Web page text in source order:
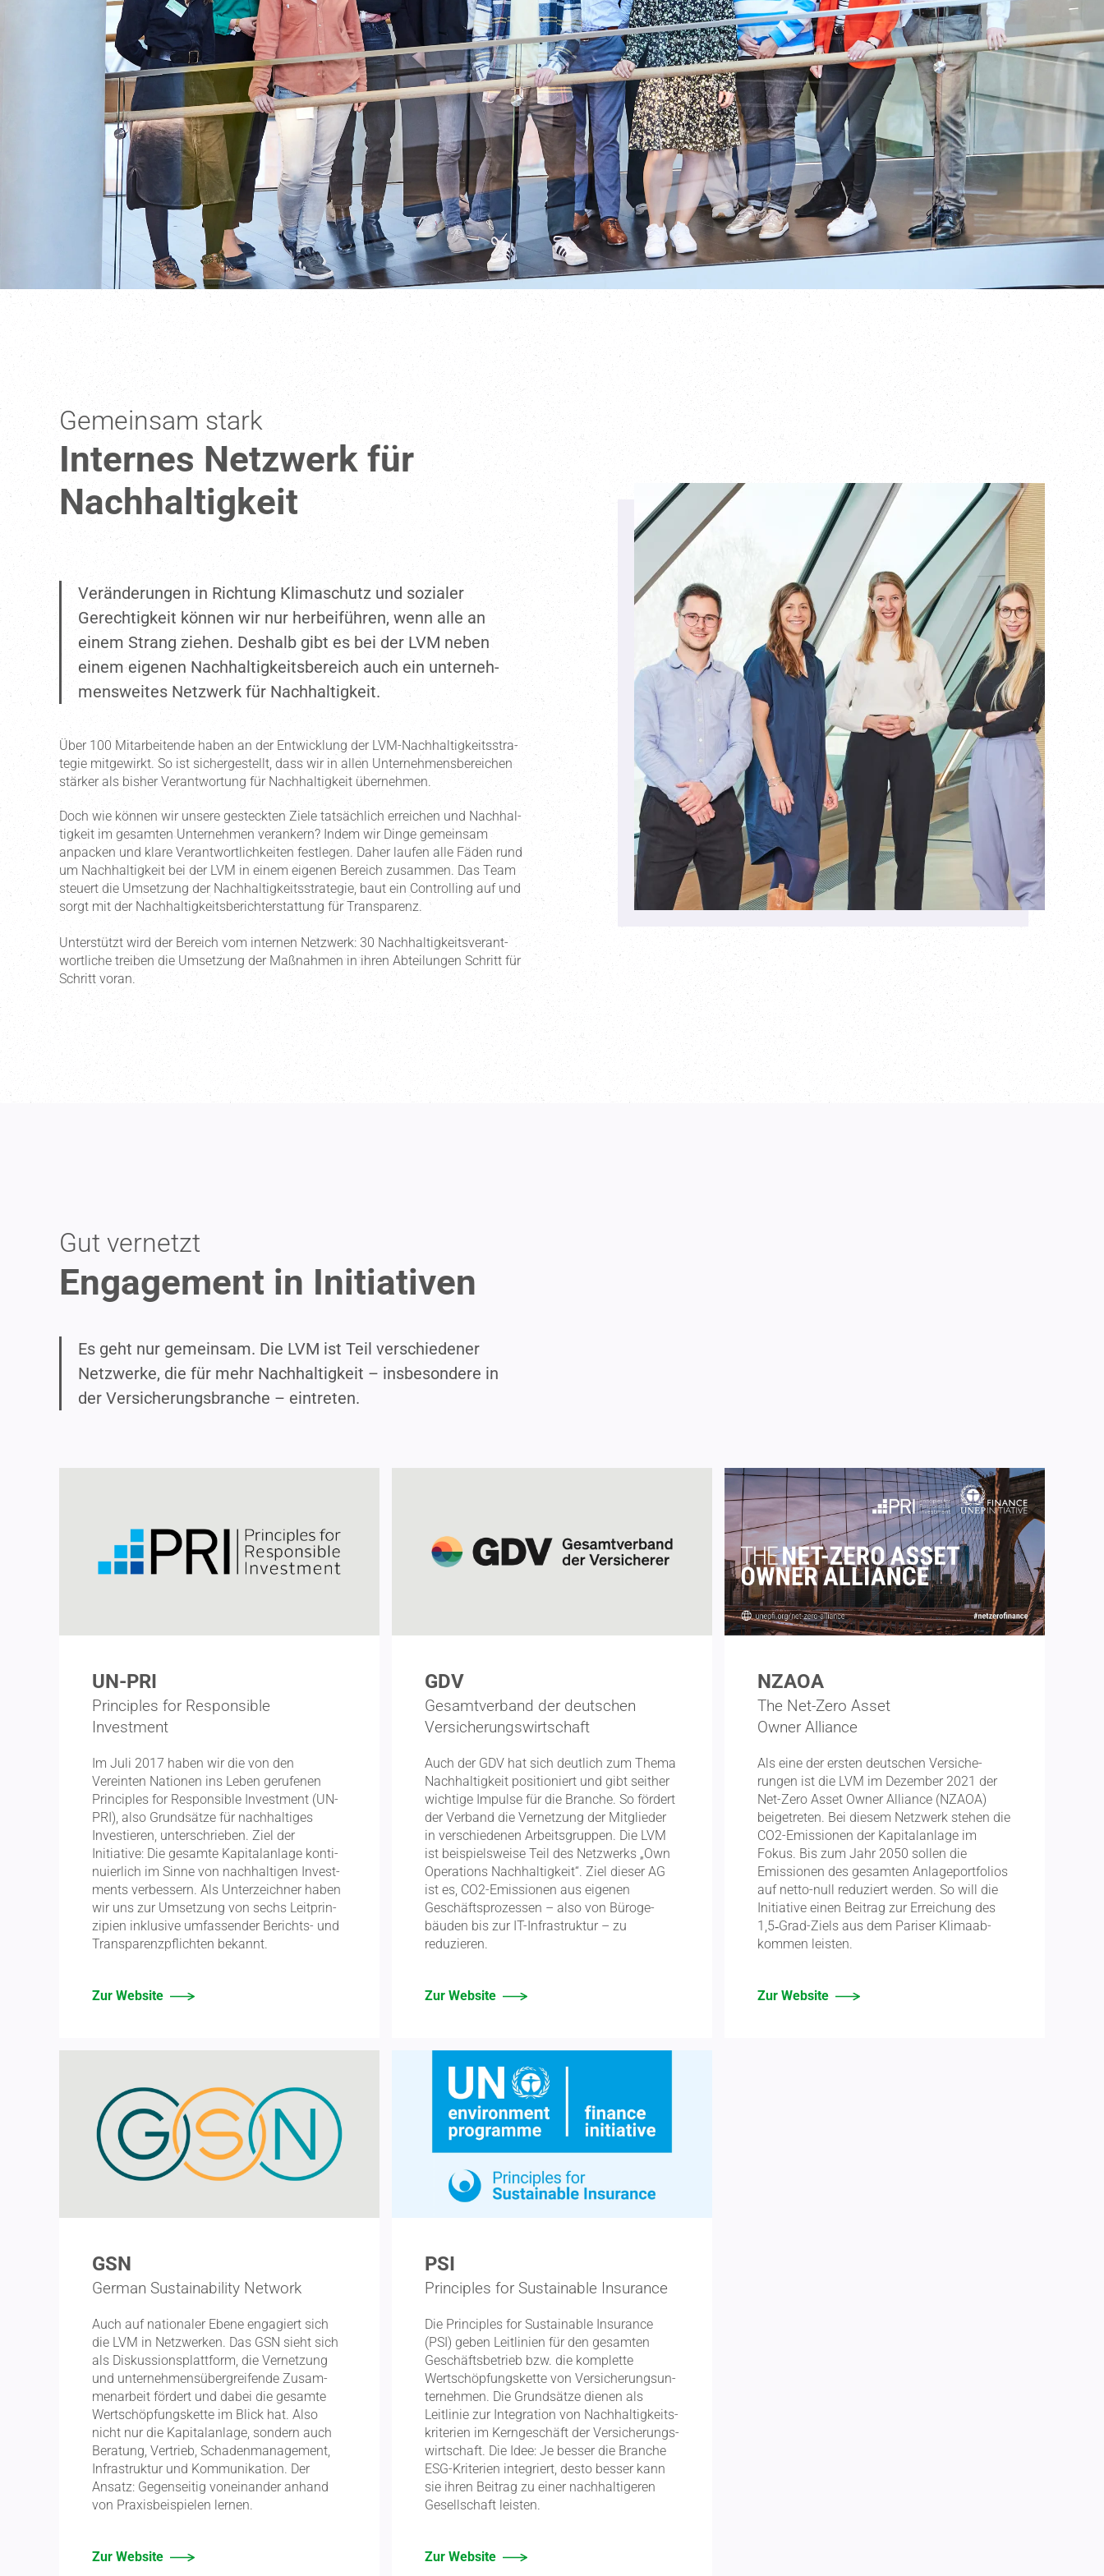
Gemeinsam stark
Internes Netzwerk für
Nachhaltigkeit
Verän­de­rungen in Richtung Klima­schutz und sozialer
Gerech­tigkeit können wir nur herbei­führen, wenn alle an
einem Strang ziehen. Deshalb gibt es bei der LVM neben
einem eigenen Nachhal­tig­keits­be­reich auch ein unter­neh­
mens­weites Netzwerk für Nachhal­tigkeit.
Über 100 Mitar­bei­tende haben an der Entwicklung der LVM-Nachhal­tig­keits­stra­
tegie mitge­wirkt. So ist sicher­ge­stellt, dass wir in allen Unter­neh­mens­be­reichen
stärker als bisher Verant­wortung für Nachhal­tigkeit übernehmen.
Doch wie können wir unsere gesteckten Ziele tatsächlich erreichen und Nachhal­
tigkeit im gesamten Unter­nehmen verankern? Indem wir Dinge gemeinsam
anpacken und klare Verant­wort­lich­keiten festlegen. Daher laufen alle Fäden rund
um Nachhal­tigkeit bei der LVM in einem eigenen Bereich zusammen. Das Team
steuert die Umsetzung der Nachhal­tig­keits­stra­tegie, baut ein Controlling auf und
sorgt mit der Nachhal­tig­keits­be­richt­erstattung für Trans­parenz.
Unter­stützt wird der Bereich vom internen Netzwerk: 30 Nachhal­tig­keits­ver­ant­
wort­liche treiben die Umsetzung der Maßnahmen in ihren Abtei­lungen Schritt für
Schritt voran.
Gut vernetzt
Engagement in Initiativen
Es geht nur gemeinsam. Die LVM ist Teil verschie­dener
Netzwerke, die für mehr Nachhal­tigkeit – insbe­sondere in
der Versi­che­rungs­branche – eintreten.
UN-PRI
Principles for Responsible
Investment
Im Juli 2017 haben wir die von den
Vereinten Nationen ins Leben gerufenen
Principles for Respon­sible Investment (UN-
PRI), also Grund­sätze für nachhal­tiges
Inves­tieren, unter­schrieben. Ziel der
Initiative: Die gesamte Kapital­anlage konti­
nu­ierlich im Sinne von nachhal­tigen Invest­
ments verbessern. Als Unter­zeichner haben
wir uns zur Umsetzung von sechs Leitprin­
zipien inklusive umfas­sender Berichts- und
Trans­pa­renz­pflichten bekannt.
Zur Website
GDV
Gesamtverband der deutschen
Versicherungswirtschaft
Auch der GDV hat sich deutlich zum Thema
Nachhal­tigkeit positio­niert und gibt seither
wichtige Impulse für die Branche. So fördert
der Verband die Vernetzung der Mitglieder
in verschie­denen Arbeits­gruppen. Die LVM
ist beispiels­weise Teil des Netzwerks „Own
Opera­tions Nachhal­tigkeit“. Ziel dieser AG
ist es, CO2-Emissionen aus eigenen
Geschäfts­pro­zessen – also von Büroge­
bäuden bis zur IT-Infra­struktur – zu
reduzieren.
Zur Website
NZAOA
The Net-Zero Asset
Owner Alliance
Als eine der ersten deutschen Versi­che­
rungen ist die LVM im Dezember 2021 der
Net-Zero Asset Owner Alliance (NZAOA)
beigetreten. Bei diesem Netzwerk stehen die
CO2-Emissionen der Kapital­anlage im
Fokus. Bis zum Jahr 2050 sollen die
Emissionen des gesamten Anlage­port­folios
auf netto-null reduziert werden. So will die
Initiative einen Beitrag zur Errei­chung des
1,5‑Grad-Ziels aus dem Pariser Klima­ab­
kommen leisten.
Zur Website
GSN
German Sustainability Network
Auch auf natio­naler Ebene engagiert sich
die LVM in Netzwerken. Das GSN sieht sich
als Diskus­si­ons­plattform, die Vernetzung
und unter­neh­mens­über­grei­fende Zusam­
men­arbeit fördert und dabei die gesamte
Wertschöp­fungs­kette im Blick hat. Also
nicht nur die Kapital­anlage, sondern auch
Beratung, Vertrieb, Schaden­ma­nagement,
Infra­struktur und Kommu­ni­kation. Der
Ansatz: Gegen­seitig vonein­ander anhand
von Praxis­bei­spielen lernen.
Zur Website
PSI
Principles for Sustainable Insurance
Die Principles for Sustainable Insurance
(PSI) geben Leitlinien für den gesamten
Geschäfts­be­trieb bzw. die komplette
Wertschöp­fungs­kette von Versi­che­rungs­un­
ter­nehmen. Die Grund­sätze dienen als
Leitlinie zur Integration von Nachhal­tig­keits­
kri­terien im Kernge­schäft der Versi­che­rungs­
wirt­schaft. Die Idee: Je besser die Branche
ESG-Kriterien integriert, desto besser kann
sie ihren Beitrag zu einer nachhal­ti­geren
Gesell­schaft leisten.
Zur Website